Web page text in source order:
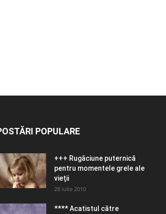
POPULARE
+++ Rugăciune puternică
pentru momentele grele ale
vieţii
28 iulie 2010
**** Acatistul către